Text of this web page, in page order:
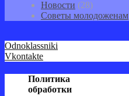
Новости (28)
Советы молодоженам
Odnoklassniki
Vkontakte
Политика
обработки